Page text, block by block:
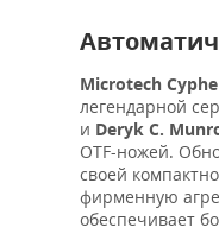
Microtech
легендарной
и Deryk C.
OTF-ножей.
своей
фирменную
обеспечивает